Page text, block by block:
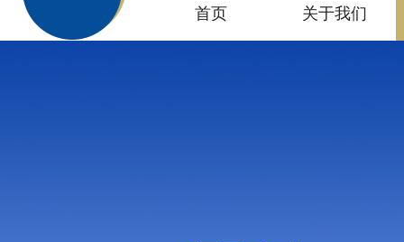
首页 关于我们